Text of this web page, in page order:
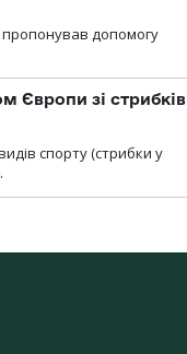
пропонував допомогу
Європи зі стрибків
спорту (стрибки у